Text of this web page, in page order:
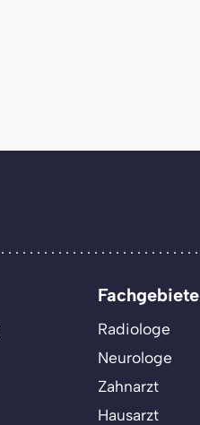
Fachgebiete
Radiologe
Neurologe
Zahnarzt
Hausarzt